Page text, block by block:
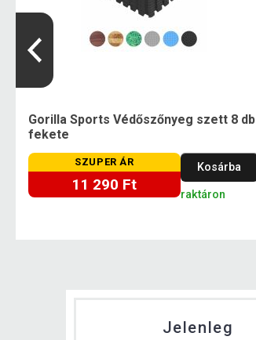
Gorilla Sports Védőszőnyeg szett 8 db
fekete
SZUPER ÁR
11 290 Ft
Kosárba
raktáron
Jelenleg